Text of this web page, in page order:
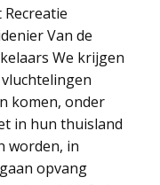
Van de
We krijgen
komen, onder
in hun thuisland
worden, in
opvang